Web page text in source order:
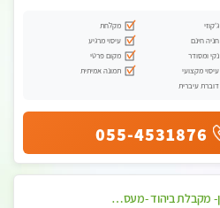
ג'קוזי
מקלחת
חניה חינם
עיסוי מרגיע
נקי ומסודר
מקום פרטי
עיסוי מקצועי
תמונה אמיתית
דוברת עיברית
055-4531876
אלין- מקבלת ביהוד -מעסה פרטית ואיכותית לבד ביהוד . עיסוי מפנק אצלי ביהוד